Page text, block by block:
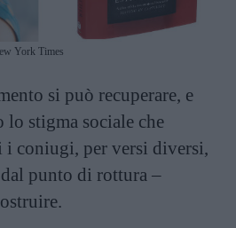
York Times
si può recuperare, e
lo stigma sociale che
i coniugi, per versi diversi,
punto di rottura –